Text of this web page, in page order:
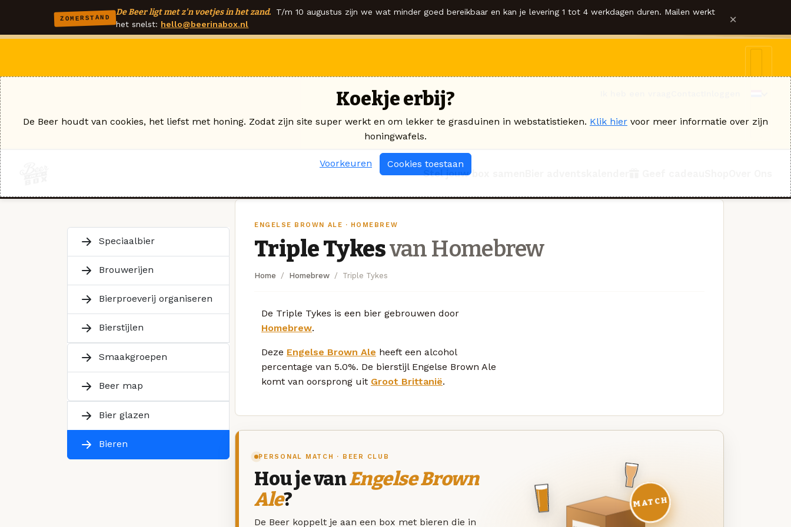
ZOMERSTAND
De Beer ligt met z'n voetjes in het zand.
T/m 10 augustus zijn we wat minder goed bereikbaar en kan je levering 1 tot 4 werkdagen duren. Mailen werkt
het snelst: hello@beerinabox.nl ×
Stel jouw box samen
Speciaalbier
Brouwerijen
Bierproeverij organiseren
Bierstijlen
Smaakgroepen
Beer map
Bier glazen
Bieren
ENGELSE BROWN ALE · HOMEBREW
Triple Tykesvan Homebrew
Home Homebrew Triple Tykes
De Triple Tykes is een bier gebrouwen door
Homebrew.
Deze Engelse Brown Ale heeft een alcohol
percentage van 5.0%. De bierstijl Engelse Brown Ale
komt van oorsprong uit Groot Brittanië.
PERSONAL MATCH · BEER CLUB
Hou je vanEngelse Brown
Ale?
De Beer koppelt je aan een box met bieren die in
MATCH
Koekje erbij?
De Beer houdt van cookies, het liefst met honing. Zodat zijn site super werkt en om lekker te grasduinen in webstatistieken. Klik hier voor meer informatie over zijn
honingwafels.
Voorkeuren Cookies toestaan